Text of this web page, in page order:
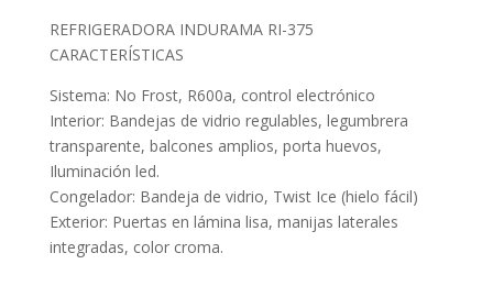
REFRIGERADORA INDURAMA RI-375
CARACTERÍSTICAS
Sistema: No Frost, R600a, control electrónico
Interior: Bandejas de vidrio regulables, legumbrera
transparente, balcones amplios, porta huevos,
Iluminación led.
Congelador: Bandeja de vidrio, Twist Ice (hielo fácil)
Exterior: Puertas en lámina lisa, manijas laterales
integradas, color croma.